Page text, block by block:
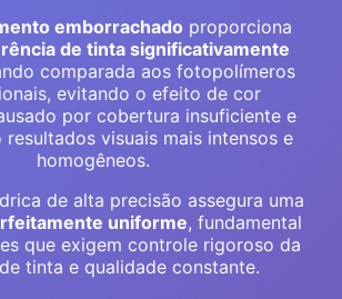
emborrachado proporciona
de tinta significativamente
comparada aos fotopolímeros
evitando o efeito de cor
por cobertura insuficiente e
resultados visuais mais intensos e
homogêneos.
de alta precisão assegura uma
uniforme, fundamental
que exigem controle rigoroso da
tinta e qualidade constante.